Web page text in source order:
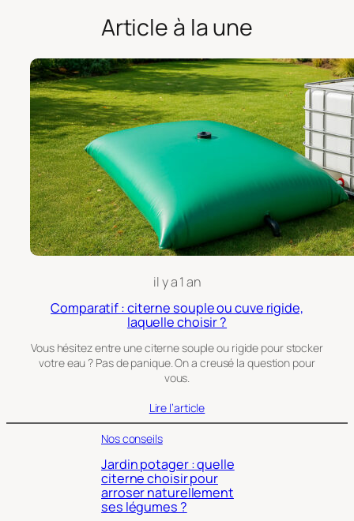
Article à la une
il y a 1 an
Comparatif : citerne souple ou cuve rigide,
laquelle choisir ?
Vous hésitez entre une citerne souple ou rigide pour stocker
votre eau ? Pas de panique. On a creusé la question pour
vous.
Lire l’article
Nos conseils
Jardin potager : quelle
citerne choisir pour
arroser naturellement
ses légumes ?